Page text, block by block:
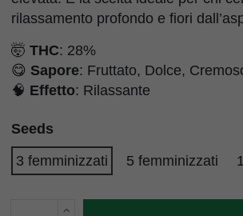
rilassamento profondo e fiori
🤯 THC: 28%
😋 Sapore: Fruttato, Dolce,
🧠 Effetto: Rilassante
Seeds
3 femminizzati
5 femminizzati